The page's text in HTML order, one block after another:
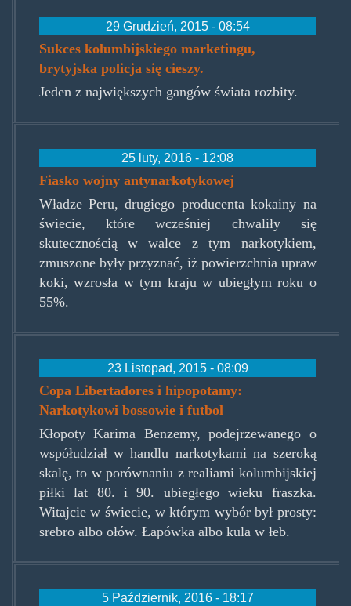
29 Grudzień, 2015 - 08:54
Sukces kolumbijskiego marketingu,
brytyjska policja się cieszy.
Jeden z największych gangów świata rozbity.
25 luty, 2016 - 12:08
Fiasko wojny antynarkotykowej
Władze Peru, drugiego producenta kokainy na
świecie, które wcześniej chwaliły się
skutecznością w walce z tym narkotykiem,
zmuszone były przyznać, iż powierzchnia upraw
koki, wzrosła w tym kraju w ubiegłym roku o
55%.
23 Listopad, 2015 - 08:09
Copa Libertadores i hipopotamy:
Narkotykowi bossowie i futbol
Kłopoty Karima Benzemy, podejrzewanego o
współudział w handlu narkotykami na szeroką
skalę, to w porównaniu z realiami kolumbijskiej
piłki lat 80. i 90. ubiegłego wieku fraszka.
Witajcie w świecie, w którym wybór był prosty:
srebro albo ołów. Łapówka albo kula w łeb.
5 Październik, 2016 - 18:17